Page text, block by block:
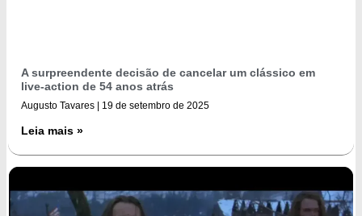
A surpreendente decisão de cancelar um clássico em
live-action de 54 anos atrás
Augusto Tavares 19 de setembro de 2025
Leia mais »